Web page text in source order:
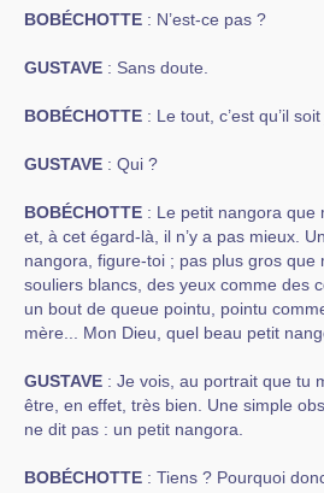
BOBÉCHOTTE : N’est-ce pas ?
GUSTAVE : Sans doute.
BOBÉCHOTTE : Le tout, c’est qu’il
GUSTAVE : Qui ?
BOBÉCHOTTE : Le petit nangora que
et, à cet égard-là, il n’y a pas mieux.
nangora, figure-toi ; pas plus gros que
souliers blancs, des yeux comme des
un bout de queue pointu, pointu
mère... Mon Dieu, quel beau petit
GUSTAVE : Je vois, au portrait que tu
être, en effet, très bien. Une simple
ne dit pas : un petit nangora.
BOBÉCHOTTE : Tiens ? Pourquoi